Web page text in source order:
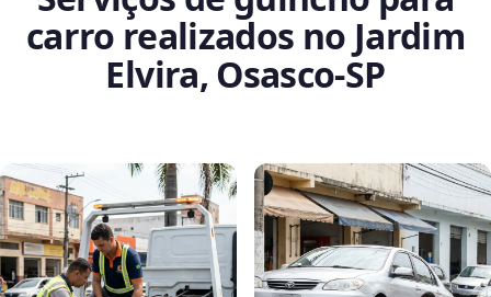
carro realizados no Jardim
Elvira, Osasco‑SP